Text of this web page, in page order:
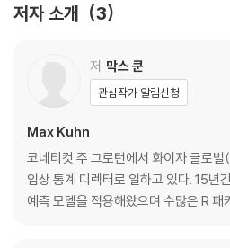
__1.5 개요
2장. 예측 모델링 과정 훑어보기
__2.1 사례 연구: 연비 예측
__2.2 테마
____데이터 분할
저자 소개 3
저 막스 쿤
관심작가 알림신청
Max Kuhn
코네티컷 주 그로턴에서 화이자 글로
임상 통계 디렉터로 일하고 있다. 15년
예측 모델을 적용해왔으며 수많은 R 패